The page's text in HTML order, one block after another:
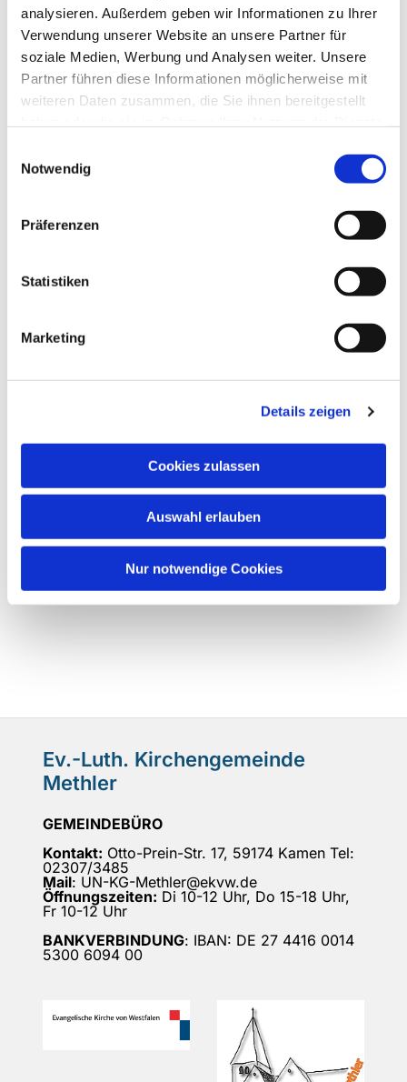
analysieren. Außerdem geben wir Informationen zu Ihrer
Verwendung unserer Website an unsere Partner für
soziale Medien, Werbung und Analysen weiter. Unsere
Partner führen diese Informationen möglicherweise mit
weiteren Daten zusammen, die Sie ihnen bereitgestellt
Notwendig
Präferenzen
Statistiken
Marketing
Details zeigen
Cookies zulassen
Auswahl erlauben
Nur notwendige Cookies
Dies könnte Sie auch
Ev.-Luth. Kirchengemeinde
Methler
GEMEINDEBÜRO
Kontakt: Otto-Prein-Str. 17, 59174 Kamen Tel:
02307/3485
Mail: UN-KG-Methler@ekvw.de
Öffnungszeiten: Di 10-12 Uhr, Do 15-18 Uhr,
Fr 10-12 Uhr
BANKVERBINDUNG: IBAN: DE 27 4416 0014
5300 6094 00